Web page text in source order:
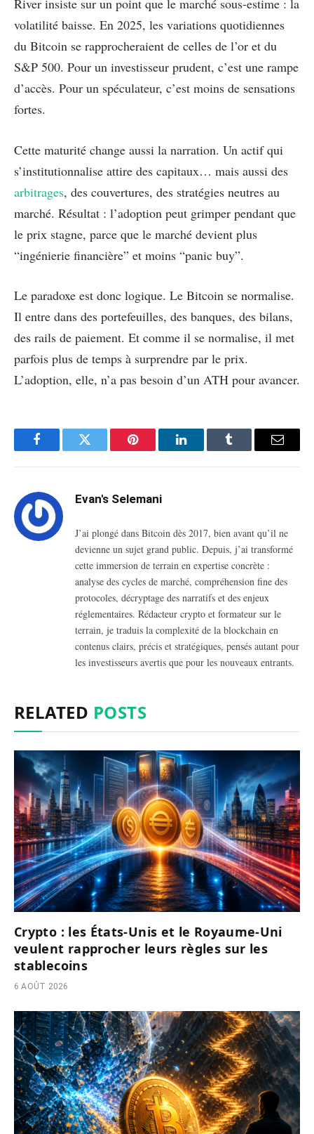
River insiste sur un point que le marché sous-estime : la
volatilité baisse. En 2025, les variations quotidiennes
du Bitcoin se rapprocheraient de celles de l’or et du
S&P 500. Pour un investisseur prudent, c’est une rampe
d’accès. Pour un spéculateur, c’est moins de sensations
fortes.
Cette maturité change aussi la narration. Un actif qui
s’institutionnalise attire des capitaux… mais aussi des
arbitrages, des couvertures, des stratégies neutres au
marché. Résultat : l’adoption peut grimper pendant que
le prix stagne, parce que le marché devient plus
“ingénierie financière” et moins “panic buy”.
Le paradoxe est donc logique. Le Bitcoin se normalise.
Il entre dans des portefeuilles, des banques, des bilans,
des rails de paiement. Et comme il se normalise, il met
parfois plus de temps à surprendre par le prix.
L’adoption, elle, n’a pas besoin d’un ATH pour avancer.
FacebookTwitter Pinterest LinkedInTumblr Email
Evan's Selemani
J’ai plongé dans Bitcoin dès 2017, bien avant qu’il ne
devienne un sujet grand public. Depuis, j’ai transformé
cette immersion de terrain en expertise concrète :
analyse des cycles de marché, compréhension fine des
protocoles, décryptage des narratifs et des enjeux
réglementaires. Rédacteur crypto et formateur sur le
terrain, je traduis la complexité de la blockchain en
contenus clairs, précis et stratégiques, pensés autant pour
les investisseurs avertis que pour les nouveaux entrants.
RELATED POSTS
Crypto : les États-Unis et le Royaume-Uni
veulent rapprocher leurs règles sur les
stablecoins
6 AOÛT 2026